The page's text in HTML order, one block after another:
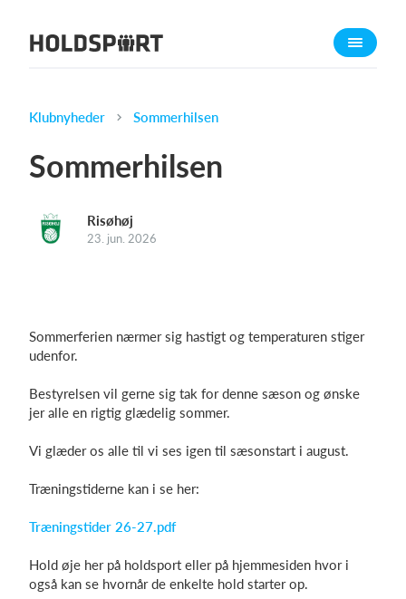
Om Holdsport
Presseomtale
Kalender
Hvad koster det?
Klubnyheder Sommerhilsen
Sommerhilsen
Risøhøj
23. jun. 2026
Sommerferien nærmer sig hastigt og temperaturen stiger
udenfor.
Bestyrelsen vil gerne sig tak for denne sæson og ønske
jer alle en rigtig glædelig sommer.
Vi glæder os alle til vi ses igen til sæsonstart i august.
Træningstiderne kan i se her:
Træningstider 26-27.pdf
Hold øje her på holdsport eller på hjemmesiden hvor i
også kan se hvornår de enkelte hold starter op.